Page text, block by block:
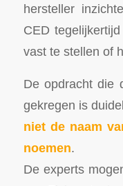
hersteller
CED
vast te stellen of
De opdracht die
gekregen is
niet de naam
noemen.
De experts